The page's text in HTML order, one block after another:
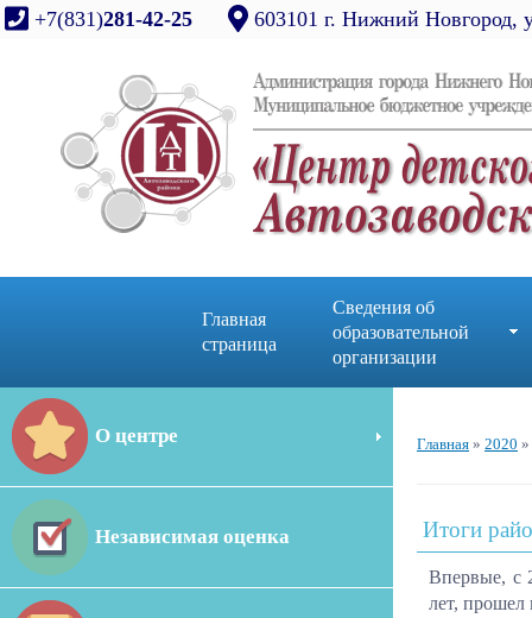
+7(831)281-42-25 603101 г. Нижний Новгород,
Главная
страница
Сведения об
образовательной
организации
О центре
Независимая оценка
Главная » 2020 »
Итоги
Впервые, с
лет, прошел